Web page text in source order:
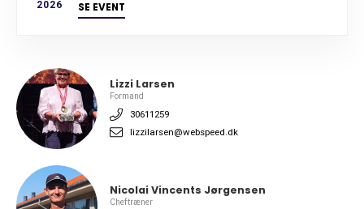
2026
SE EVENT
Lizzi Larsen
Formand
30611259
lizzilarsen@webspeed.dk
Nicolai Vincents Jørgensen
Cheftræner